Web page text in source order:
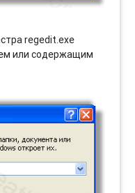
regedit.exe
или содержащим